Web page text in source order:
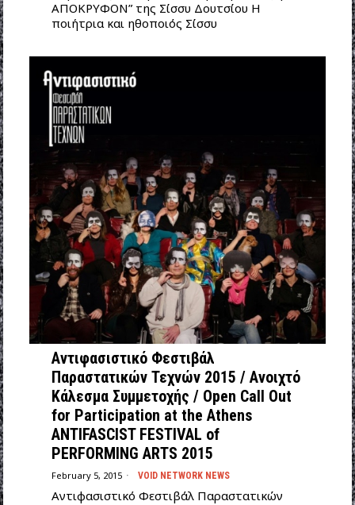
ΑΠΟΚΡΥΦΟΝ” της Σίσσυ Δουτσίου Η
ποιήτρια και ηθοποιός Σίσσυ
Αντιφασιστικό Φεστιβάλ
Παραστατικών Τεχνών 2015 / Ανοιχτό
Κάλεσμα Συμμετοχής / Open Call Out
for Participation at the Athens
ANTIFASCIST FESTIVAL of
PERFORMING ARTS 2015
February 5, 2015 VOID NETWORK NEWS
Αντιφασιστικό Φεστιβάλ Παραστατικών